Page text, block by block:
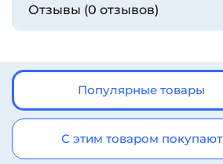
Отзывы (0 отзывов)
Популярные товары
С этим товаром покупают